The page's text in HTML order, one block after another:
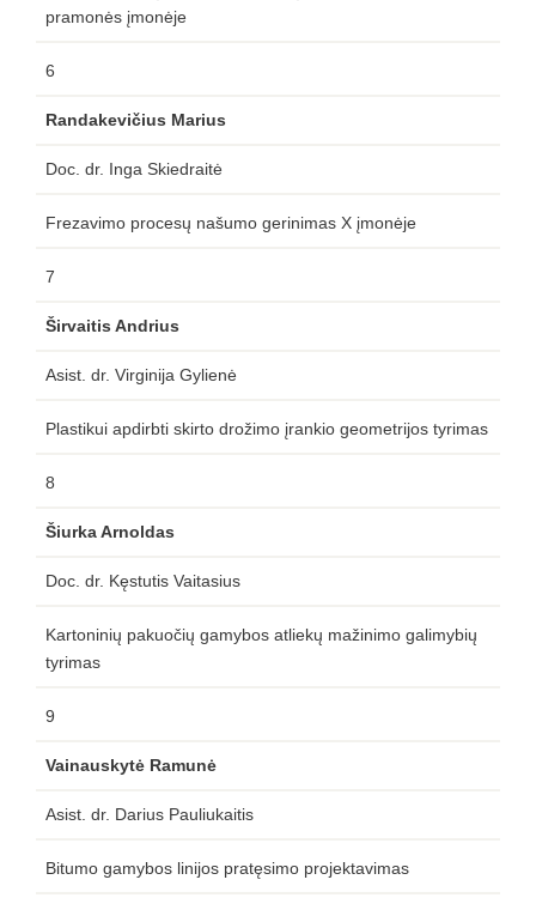
pramonės įmonėje
6
Randakevičius Marius
Doc. dr. Inga Skiedraitė
Frezavimo procesų našumo gerinimas X įmonėje
7
Širvaitis Andrius
Asist. dr. Virginija Gylienė
Plastikui apdirbti skirto drožimo įrankio geometrijos tyrimas
8
Šiurka Arnoldas
Doc. dr. Kęstutis Vaitasius
Kartoninių pakuočių gamybos atliekų mažinimo galimybių
tyrimas
9
Vainauskytė Ramunė
Asist. dr. Darius Pauliukaitis
Bitumo gamybos linijos pratęsimo projektavimas